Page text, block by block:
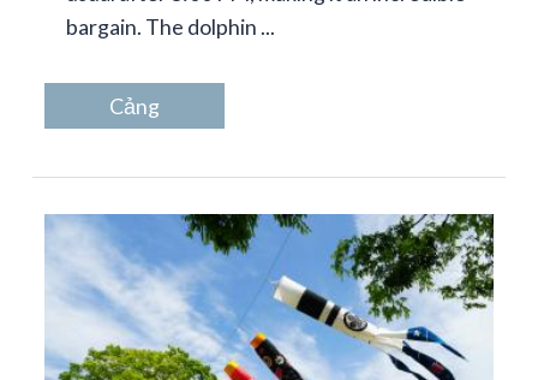
bargain. The dolphin ...
Cảng